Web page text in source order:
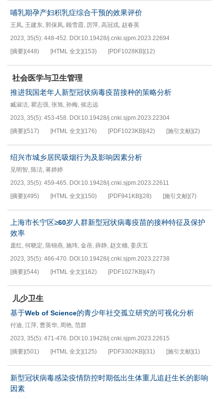
哺乳期孕产妇积乳症综合干预的效果评价
王凤, 王建东, 郭保凤, 顾雪霞, 厉萍, 高冠戎, 赵春英
2023, 35(5): 448-452. DOI:10.19428/j.cnki.sjpm.2023.22694
[摘要](448) [HTML 全文](153) [PDF1028KB](12)
社会医学与卫生管理
推进我国老年人新型冠状病毒疫苗接种的策略分析
臧淑洁, 瞿志强, 张旭, 孙梅, 侯志远
2023, 35(5): 453-458. DOI:10.19428/j.cnki.sjpm.2023.22304
[摘要](517) [HTML 全文](176) [PDF1023KB](42) [施引文献](2)
绍兴市城乡居民吸烟行为及影响因素分析
见明智, 陈洁, 蒋婷婷
2023, 35(5): 459-465. DOI:10.19428/j.cnki.sjpm.2023.22611
[摘要](495) [HTML 全文](150) [PDF941KB](28) [施引文献](7)
上海市长宁区≥60岁人群新型冠状病毒疫苗的接种特征及保护
效率
庞红, 何晓定, 陈锦燕, 施玮, 金蓓, 薛静, 赵文穗, 姜庆五
2023, 35(5): 466-470. DOI:10.19428/j.cnki.sjpm.2023.22738
[摘要](544) [HTML 全文](162) [PDF1027KB](47)
儿少卫生
基于Web of Science的青少年社交孤立研究的可视化分析
付迪, 江萍, 曹英华, 周艳, 范群
2023, 35(5): 471-476. DOI:10.19428/j.cnki.sjpm.2023.22615
[摘要](501) [HTML 全文](125) [PDF3302KB](31) [施引文献](1)
新型冠状病毒感染疫情防控时期低出生体重儿追赶生长的影响
因素